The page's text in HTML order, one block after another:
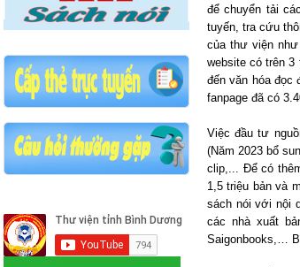
để chuyển tải
tuyến, tra cứu
của thư viện
website có trên
đến văn hóa đọc
fanpage đã có
Việc đầu tư
(Năm 2023 bổ
clip,... Để có
1,5 triệu bản và
sách nói với nội
các nhà xuất
Saigonbooks,…